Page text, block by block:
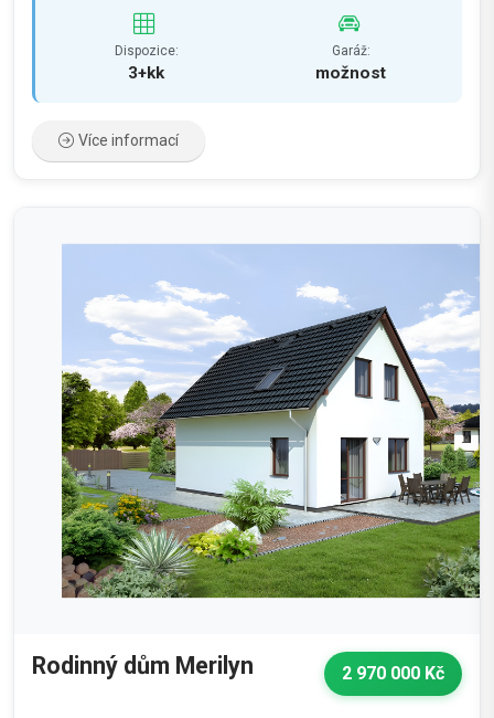
Dispozice:
3+kk
Garáž:
možnost
Více informací
Rodinný dům Merilyn 2 970 000 Kč